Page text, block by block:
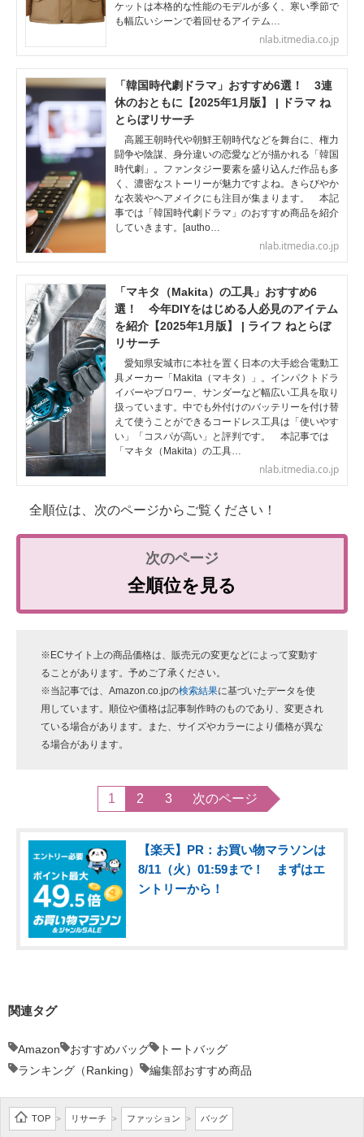
ケットは本格的な性能のモデルが多く、寒い季節で
も幅広いシーンで着回せるアイテム…
nlab.itmedia.co.jp
「韓国時代劇ドラマ」おすすめ6選！ 3連
休のおともに【2025年1月版】 | ドラマ ね
とらぼリサーチ
高麗王朝時代や朝鮮王朝時代などを舞台に、権力
闘争や陰謀、身分違いの恋愛などが描かれる「韓国
時代劇」。ファンタジー要素を盛り込んだ作品も多
く、濃密なストーリーが魅力ですよね。きらびやか
な衣装やヘアメイクにも注目が集まります。 本記
事では「韓国時代劇ドラマ」のおすすめ商品を紹介
していきます。[autho…
nlab.itmedia.co.jp
「マキタ（Makita）の工具」おすすめ6
選！ 今年DIYをはじめる人必見のアイテム
を紹介【2025年1月版】 | ライフ ねとらぼ
リサーチ
愛知県安城市に本社を置く日本の大手総合電動工
具メーカー「Makita（マキタ）」。インパクトドラ
イバーやブロワー、サンダーなど幅広い工具を取り
扱っています。中でも外付けのバッテリーを付け替
えて使うことができるコードレス工具は「使いやす
い」「コスパが高い」と評判です。 本記事では
「マキタ（Makita）の工具…
nlab.itmedia.co.jp
全順位は、次のページからご覧ください！
全順位を見る
※ECサイト上の商品価格は、販売元の変更などによって変動す
ることがあります。予めご了承ください。
※当記事では、Amazon.co.jpの検索結果に基づいたデータを使
用しています。順位や価格は記事制作時のものであり、変更され
ている場合があります。また、サイズやカラーにより価格が異な
る場合があります。
1 2 3 次のページ
【楽天】PR：お買い物マラソンは
8/11（火）01:59まで！ まずはエ
ントリーから！
関連タグ
Amazon おすすめバッグ
トートバッグ
ランキング（Ranking）
編集部おすすめ商品
TOP > リサーチ > ファッション > バッグ